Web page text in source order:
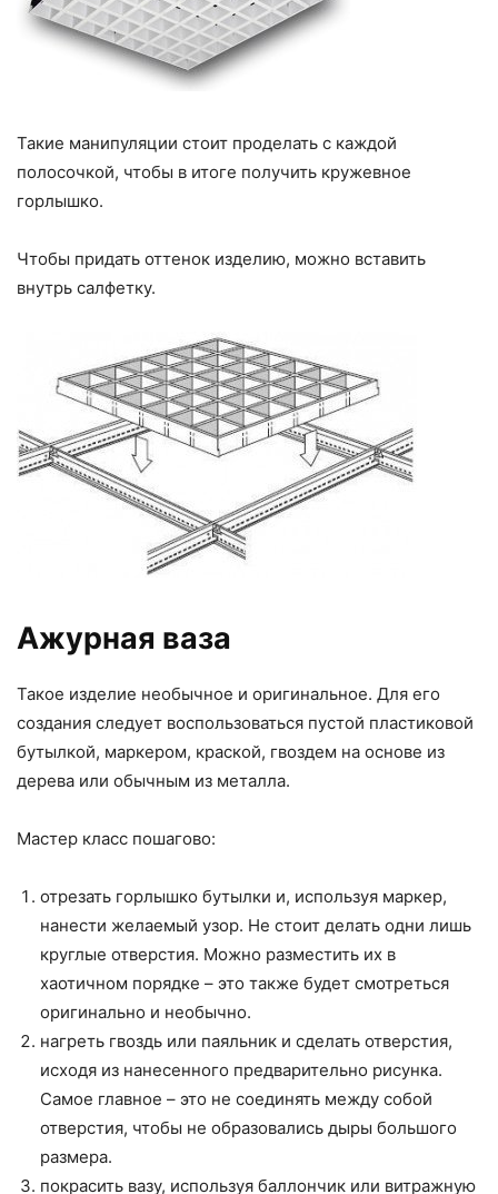
Такие манипуляции стоит проделать с каждой
полосочкой, чтобы в итоге получить кружевное
горлышко.
Чтобы придать оттенок изделию, можно вставить
внутрь салфетку.
Ажурная ваза
Такое изделие необычное и оригинальное. Для его
создания следует воспользоваться пустой пластиковой
бутылкой, маркером, краской, гвоздем на основе из
дерева или обычным из металла.
Мастер класс пошагово:
отрезать горлышко бутылки и, используя маркер,
нанести желаемый узор. Не стоит делать одни лишь
круглые отверстия. Можно разместить их в
хаотичном порядке – это также будет смотреться
оригинально и необычно.
нагреть гвоздь или паяльник и сделать отверстия,
исходя из нанесенного предварительно рисунка.
Самое главное – это не соединять между собой
отверстия, чтобы не образовались дыры большого
размера.
покрасить вазу, используя баллончик или витражную